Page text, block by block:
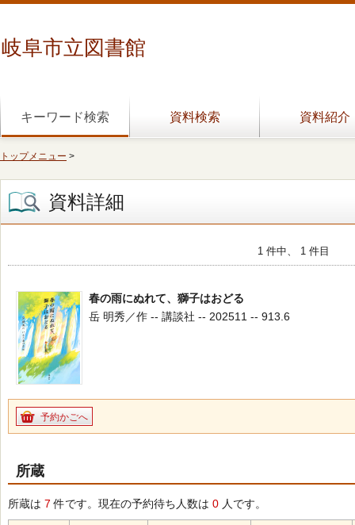
岐阜市立図書館
キーワード検索 資料検索 資料紹介
トップメニュー >
資料詳細
1 件中、 1 件目
春の雨にぬれて、獅子はおどる
岳 明秀／作 -- 講談社 -- 202511 -- 913.6
予約かごへ
所蔵
所蔵は 7 件です。現在の予約待ち人数は 0 人です。